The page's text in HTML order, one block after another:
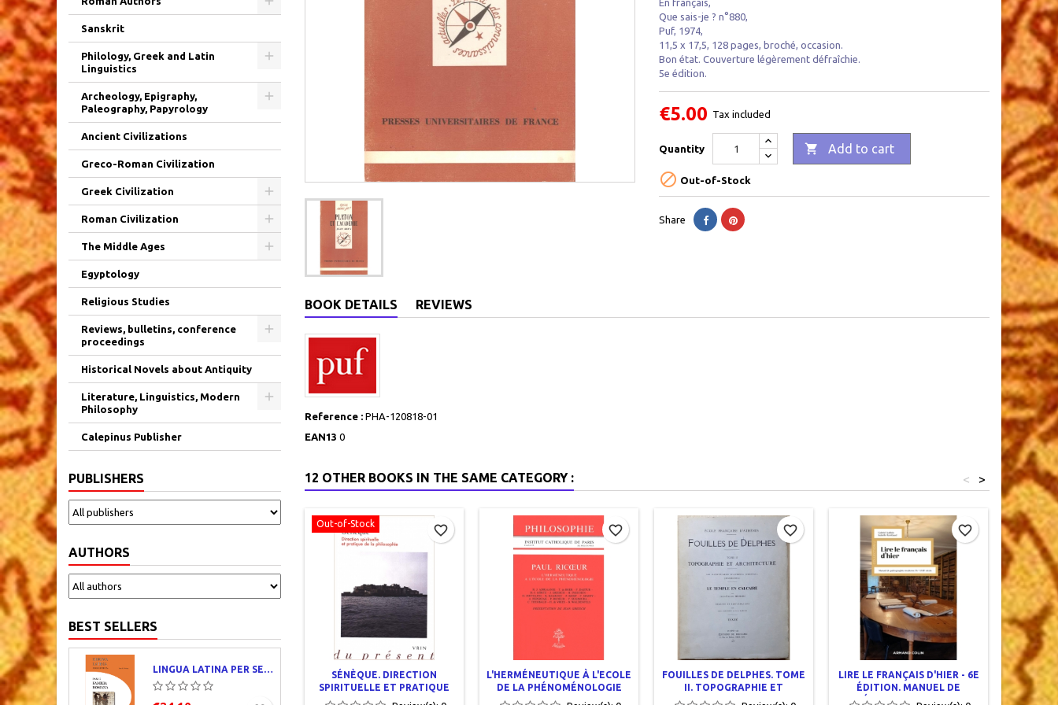
Sanskrit
Philology, Greek and Latin
Linguistics
Archeology, Epigraphy,
Paleography, Papyrology
Ancient Civilizations
Greco-Roman Civilization
Greek Civilization
Roman Civilization
The Middle Ages
Egyptology
Religious Studies
Reviews, bulletins, conference
proceedings
Historical Novels about Antiquity
Literature, Linguistics, Modern
Philosophy
Calepinus Publisher
PUBLISHERS
AUTHORS
BEST SELLERS
LINGUA LATINA PER SE ILLUSTRATA. PARS I : FAMILIA ROMANA
En français ,
Que sais-je ? n°880,
Puf , 1974,
11,5 x 17,5 , 128 pages , broché , occasion.
Bon état. Couverture légèrement défraîchie.
5e édition.
€5.00 Tax included
Quantity  Add to cart
 Out-of-Stock
Share
BOOK DETAILS REVIEWS
Reference : PHA-120818-01
EAN13 0
12 OTHER BOOKS IN THE SAME CATEGORY : >
<
Out-of-Stock
SÉNÈQUE. DIRECTION
SPIRITUELLE ET PRATIQUE
DE LA PHILOSOPHIE
favorite_border
L'HERMÉNEUTIQUE À L'ECOLE
DE LA PHÉNOMÉNOLOGIE
favorite_border
FOUILLES DE DELPHES. TOME
II. TOPOGRAPHIE ET
ARCHITECTURE. LE
favorite_border
LIRE LE FRANÇAIS D'HIER - 6E
ÉDITION. MANUEL DE
PALÉOGRAPHIE MODERNE
favorite_border
TOME